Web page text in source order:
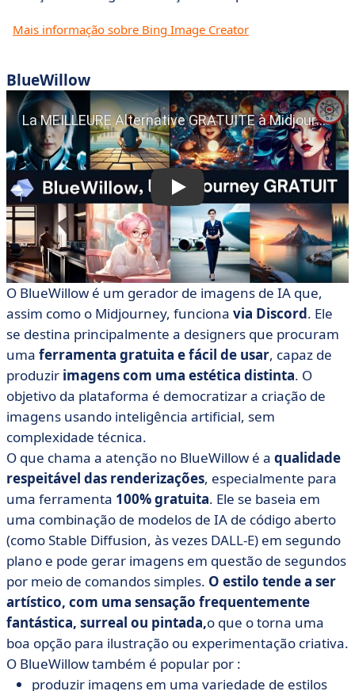
Mais informação sobre Bing Image Creator
BlueWillow
O BlueWillow é um gerador de imagens de IA que,
assim como o Midjourney, funciona via Discord. Ele
se destina principalmente a designers que procuram
uma ferramenta gratuita e fácil de usar, capaz de
produzir imagens com uma estética distinta. O
objetivo da plataforma é democratizar a criação de
imagens usando inteligência artificial, sem
complexidade técnica.
O que chama a atenção no BlueWillow é a qualidade
respeitável das renderizações, especialmente para
uma ferramenta 100% gratuita. Ele se baseia em
uma combinação de modelos de IA de código aberto
(como Stable Diffusion, às vezes DALL-E) em segundo
plano e pode gerar imagens em questão de segundos
por meio de comandos simples. O estilo tende a ser
artístico, com uma sensação frequentemente
fantástica, surreal ou pintada,o que o torna uma
boa opção para ilustração ou experimentação criativa.
O BlueWillow também é popular por :
produzir imagens em uma variedade de estilos